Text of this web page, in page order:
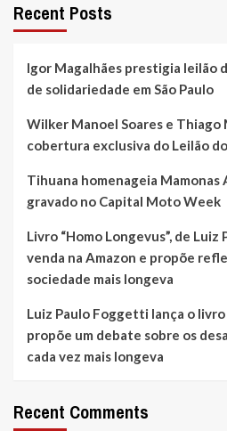
Recent Posts
Igor Magalhães prestigia leilão
de solidariedade em São Paulo
Wilker Manoel Soares e Thiago
cobertura exclusiva do Leilão
Tihuana homenageia Mamonas
gravado no Capital Moto Week
Livro “Homo Longevus”, de
venda na Amazon e propõe
sociedade mais longeva
Luiz Paulo Foggetti lança o livro
propõe um debate sobre os
cada vez mais longeva
Recent Comments